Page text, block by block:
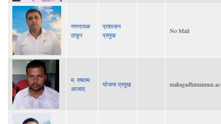
गणनायक
ठाकुर
प्रशासन
प्रमुख
No Mail
म. रुषतम
आजाद
योजना प्रमुख